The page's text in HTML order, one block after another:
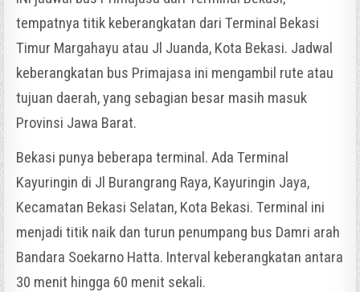
tempatnya titik keberangkatan dari Terminal Bekasi
Timur Margahayu atau Jl Juanda, Kota Bekasi. Jadwal
keberangkatan bus Primajasa ini mengambil rute atau
tujuan daerah, yang sebagian besar masih masuk
Provinsi Jawa Barat.
Bekasi punya beberapa terminal. Ada Terminal
Kayuringin di Jl Burangrang Raya, Kayuringin Jaya,
Kecamatan Bekasi Selatan, Kota Bekasi. Terminal ini
menjadi titik naik dan turun penumpang bus Damri arah
Bandara Soekarno Hatta. Interval keberangkatan antara
30 menit hingga 60 menit sekali.